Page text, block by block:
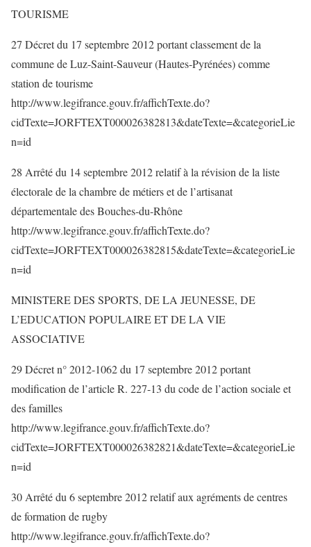
TOURISME
27 Décret du 17 septembre 2012 portant classement de la
commune de Luz-Saint-Sauveur (Hautes-Pyrénées) comme
station de tourisme
http://www.legifrance.gouv.fr/affichTexte.do?
cidTexte=JORFTEXT000026382813&dateTexte=&categorieLie
n=id
28 Arrêté du 14 septembre 2012 relatif à la révision de la liste
électorale de la chambre de métiers et de l’artisanat
départementale des Bouches-du-Rhône
http://www.legifrance.gouv.fr/affichTexte.do?
cidTexte=JORFTEXT000026382815&dateTexte=&categorieLie
n=id
MINISTERE DES SPORTS, DE LA JEUNESSE, DE
L’EDUCATION POPULAIRE ET DE LA VIE
ASSOCIATIVE
29 Décret n° 2012-1062 du 17 septembre 2012 portant
modification de l’article R. 227-13 du code de l’action sociale et
des familles
http://www.legifrance.gouv.fr/affichTexte.do?
cidTexte=JORFTEXT000026382821&dateTexte=&categorieLie
n=id
30 Arrêté du 6 septembre 2012 relatif aux agréments de centres
de formation de rugby
http://www.legifrance.gouv.fr/affichTexte.do?